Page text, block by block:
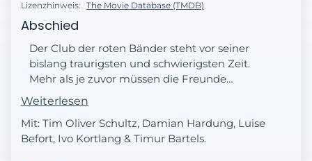
Lizenzhinweis: The Movie Database (TMDB)
Abschied
Der Club der roten Bänder steht vor seiner
bislang traurigsten und schwierigsten Zeit.
Mehr als je zuvor müssen die Freunde
zusammenhalten und sich gegenseitig
unterstützen. Als Team versuchen sie,
gemeinsam einen Weg zu finden, um mit
der schwierigen Situation
Weiterlesen
Mit: Tim Oliver Schultz, Damian Hardung, Luise
Befort, Ivo Kortlang & Timur Bartels.